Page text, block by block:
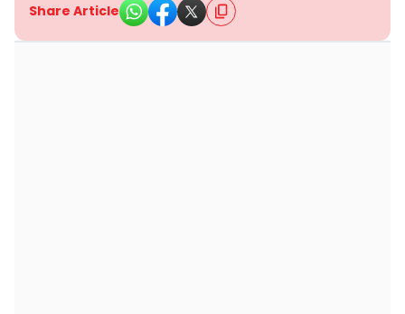
Share Article